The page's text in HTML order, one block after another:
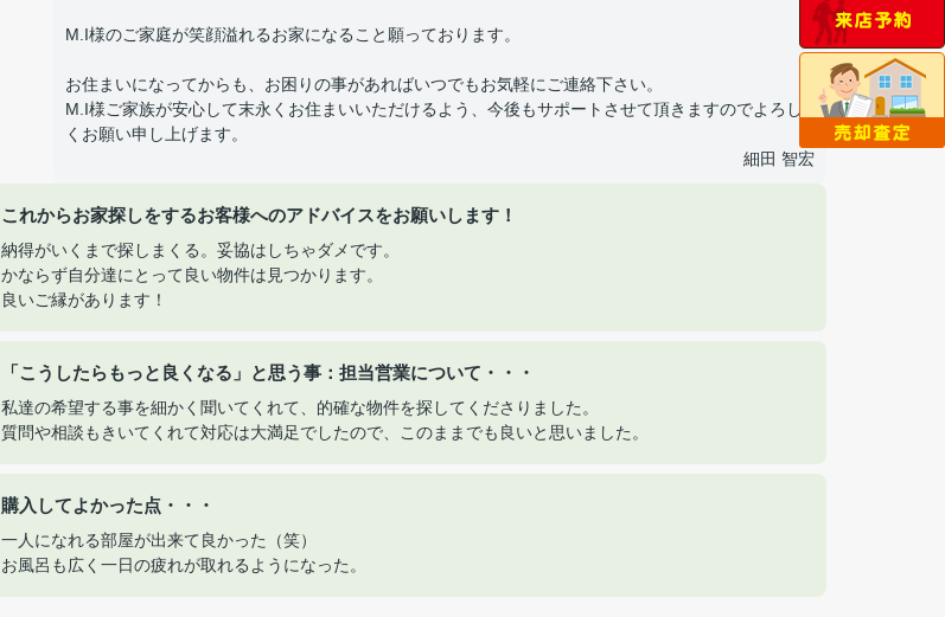
M.I様のご家庭が笑顔溢れるお家になること願っております。
お住まいになってからも、お困りの事があればいつでもお気軽にご連絡下さい。
M.I様ご家族が安心して末永くお住まいいただけるよう、今後もサポートさせて頂きますのでよろし
くお願い申し上げます。
細田 智宏
これからお家探しをするお客様へのアドバイスをお願いします！
納得がいくまで探しまくる。妥協はしちゃダメです。
かならず自分達にとって良い物件は見つかります。
良いご縁があります！
「こうしたらもっと良くなる」と思う事：担当営業について・・・
私達の希望する事を細かく聞いてくれて、的確な物件を探してくださりました。
質問や相談もきいてくれて対応は大満足でしたので、このままでも良いと思いました。
購入してよかった点・・・
一人になれる部屋が出来て良かった（笑）
お風呂も広く一日の疲れが取れるようになった。